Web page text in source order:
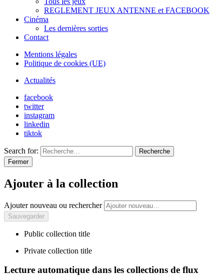
REGLEMENT JEUX ANTENNE et FACEBOOK
Cinéma
Les dernières sorties
Contact
Mentions légales
Politique de cookies (UE)
Actualités
facebook
twitter
instagram
linkedin
tiktok
Search for:
Recherche
Fermer
Ajouter à la collection
Ajouter nouveau ou rechercher
Public collection title
Private collection title
Lecture automatique dans les collections de flux